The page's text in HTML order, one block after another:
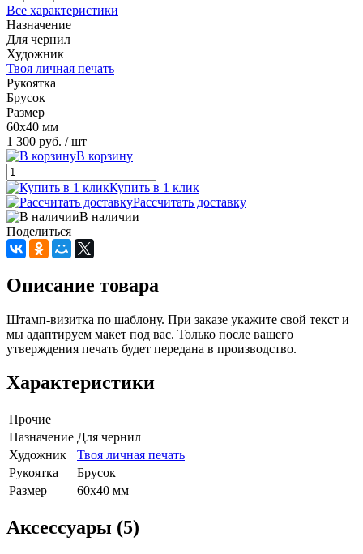
Все характеристики
Назначение
Для чернил
Художник
Твоя личная печать
Рукоятка
Брусок
Размер
60х40 мм
1 300 руб. / шт
В корзину
Купить в 1 клик
Рассчитать доставку
В наличии
Поделиться
Описание товара
Штамп-визитка по шаблону. При заказе укажите свой текст и
мы адаптируем макет под вас. Только после вашего
утверждения печать будет передана в производство.
Характеристики
Прочие
Назначение Для чернил
Художник
Твоя личная печать
Рукоятка
Брусок
Размер
60х40 мм
Аксессуары (5)